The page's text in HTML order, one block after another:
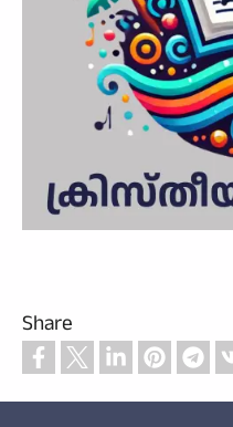
Share